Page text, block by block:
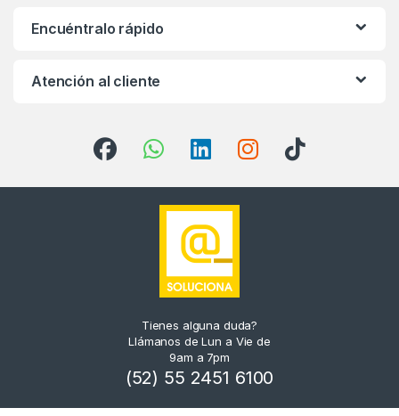
Encuéntralo rápido
Atención al cliente
Tienes alguna duda?
Llámanos de Lun a Vie de
9am a 7pm
(52) 55 2451 6100